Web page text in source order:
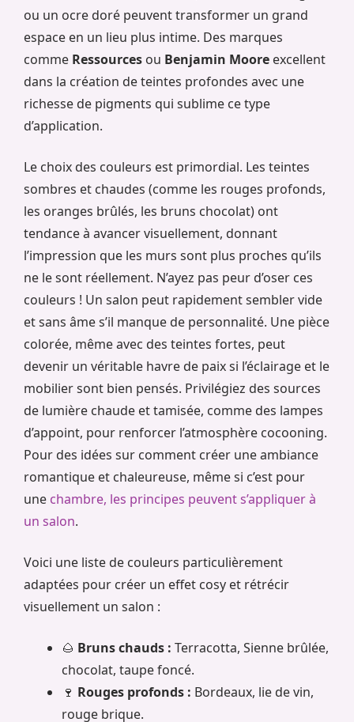
ou un ocre doré peuvent transformer un grand
espace en un lieu plus intime. Des marques
comme Ressources ou Benjamin Moore excellent
dans la création de teintes profondes avec une
richesse de pigments qui sublime ce type
d’application.
Le choix des couleurs est primordial. Les teintes
sombres et chaudes (comme les rouges profonds,
les oranges brûlés, les bruns chocolat) ont
tendance à avancer visuellement, donnant
l’impression que les murs sont plus proches qu’ils
ne le sont réellement. N’ayez pas peur d’oser ces
couleurs ! Un salon peut rapidement sembler vide
et sans âme s’il manque de personnalité. Une pièce
colorée, même avec des teintes fortes, peut
devenir un véritable havre de paix si l’éclairage et le
mobilier sont bien pensés. Privilégiez des sources
de lumière chaude et tamisée, comme des lampes
d’appoint, pour renforcer l’atmosphère cocooning.
Pour des idées sur comment créer une ambiance
romantique et chaleureuse, même si c’est pour
une chambre, les principes peuvent s’appliquer à
un salon.
Voici une liste de couleurs particulièrement
adaptées pour créer un effet cosy et rétrécir
visuellement un salon :
🌰 Bruns chauds : Terracotta, Sienne brûlée,
chocolat, taupe foncé.
🍷 Rouges profonds : Bordeaux, lie de vin,
rouge brique.